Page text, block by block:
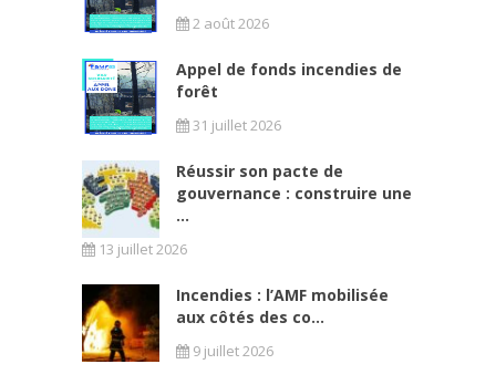
2 août 2026
Appel de fonds incendies de
forêt
31 juillet 2026
Réussir son pacte de
gouvernance : construire une
...
13 juillet 2026
Incendies : l’AMF mobilisée
aux côtés des co...
9 juillet 2026